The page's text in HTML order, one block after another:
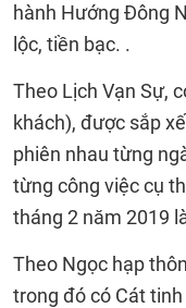
hành Hướng Đông
lộc, tiền bạc. .
Theo Lịch Vạn Sự,
khách), được sắp
phiên nhau từng
từng công việc cụ
tháng 2 năm 2019
Theo Ngọc hạp
trong đó có Cát